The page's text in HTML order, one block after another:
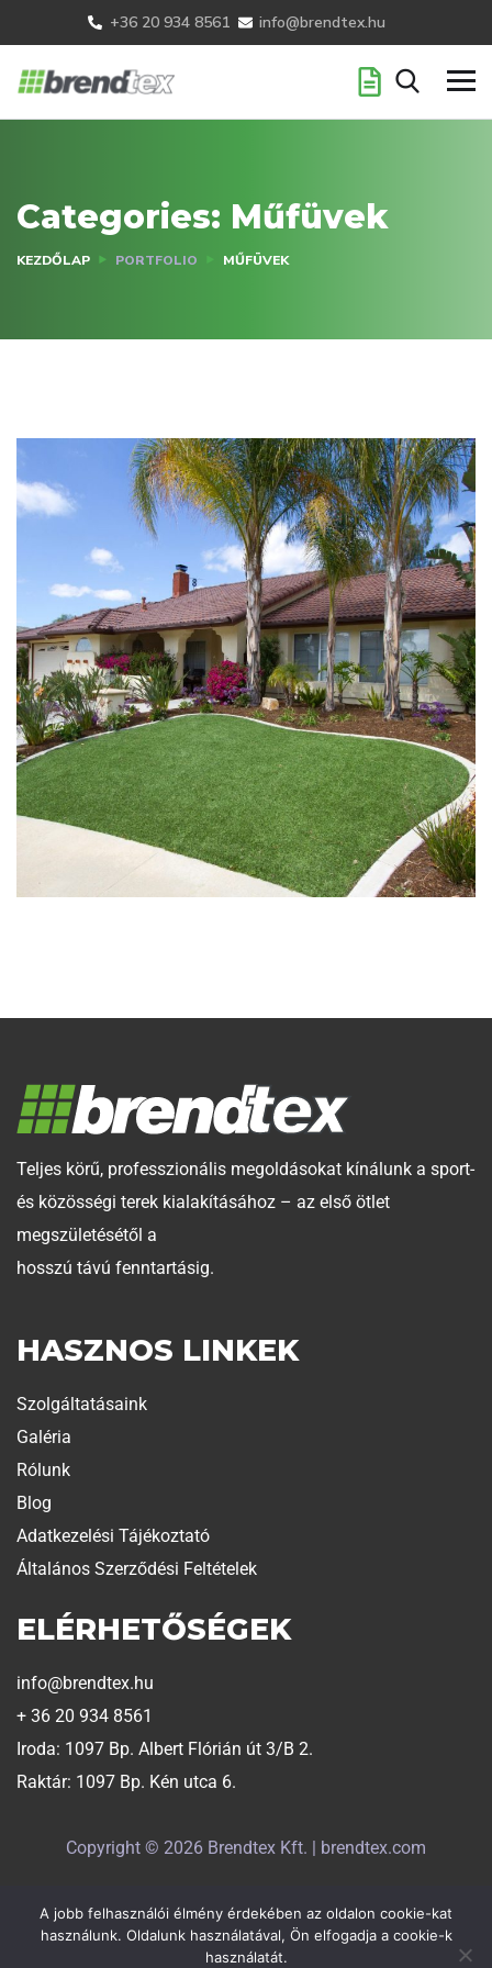
+36 20 934 8561 info@brendtex.hu
Categories: Műfüvek
KEZDŐLAP PORTFOLIO MŰFÜVEK
Műfüvek
Teljes körű, professzionális megoldásokat kínálunk a sport-
és közösségi terek kialakításához – az első ötlet
megszületésétől a
hosszú távú fenntartásig.
HASZNOS LINKEK
Szolgáltatásaink
Galéria
Rólunk
Blog
Adatkezelési Tájékoztató
Általános Szerződési Feltételek
ELÉRHETŐSÉGEK
info@brendtex.hu
+ 36 20 934 8561
Iroda: 1097 Bp. Albert Flórián út 3/B 2.
Raktár: 1097 Bp. Kén utca 6.
Copyright © 2026 Brendtex Kft. | brendtex.com
Weboldalt készítette:Exaline
A jobb felhasználói élmény érdekében az oldalon cookie-kat
használunk. Oldalunk használatával, Ön elfogadja a cookie-k
használatát.